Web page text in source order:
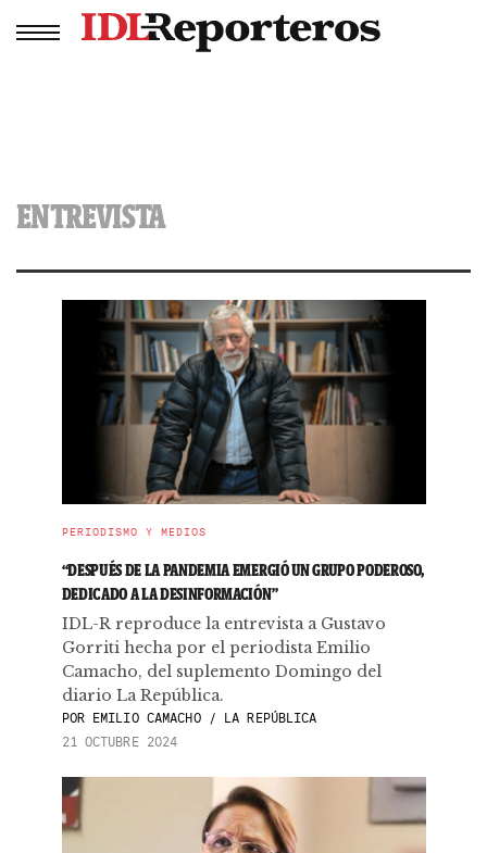
ENTREVISTA
PERIODISMO Y MEDIOS
“DESPUÉS DE LA PANDEMIA EMERGIÓ UN GRUPO PODEROSO,
DEDICADO A LA DESINFORMACIÓN”
IDL-R reproduce la entrevista a Gustavo
Gorriti hecha por el periodista Emilio
Camacho, del suplemento Domingo del
diario La República.
POREMILIO CAMACHO / LA REPÚBLICA
21 OCTUBRE 2024